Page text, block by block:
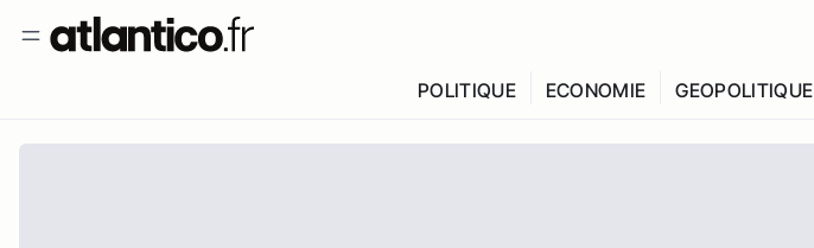
POLITIQUE ECONOMIE GEOPOLITIQUE